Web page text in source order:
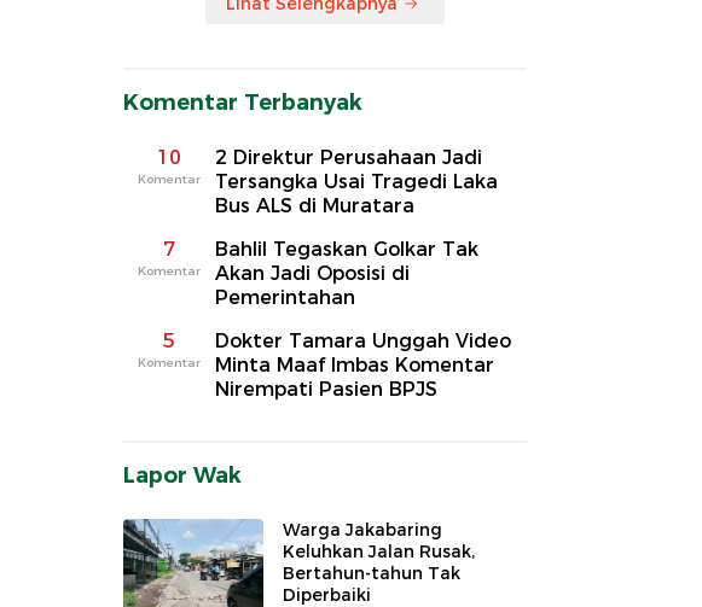
Komentar Terbanyak
10
Komentar
2 Direktur Perusahaan Jadi
Tersangka Usai Tragedi Laka
Bus ALS di Muratara
7
Komentar
Bahlil Tegaskan Golkar Tak
Akan Jadi Oposisi di
Pemerintahan
5
Komentar
Dokter Tamara Unggah Video
Minta Maaf Imbas Komentar
Nirempati Pasien BPJS
Lapor Wak
Warga Jakabaring
Keluhkan Jalan Rusak,
Bertahun-tahun Tak
Diperbaiki